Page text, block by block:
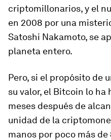
criptomillonarios, y el
en 2008 por una
Satoshi Nakamoto, se
planeta entero.
Pero, si el propósito de
su valor, el Bitcoin lo
meses después de
unidad de la
manos por poco más